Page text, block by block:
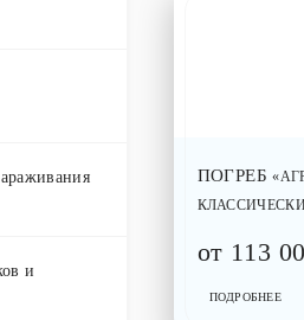
и
ПОГРЕБ
от 113
ПОДРОБНЕЕ